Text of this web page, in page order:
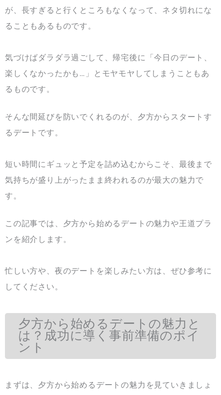
が、長すぎると行くところもなくなって、ネタ切れにな
ることもあるものです。
気づけばダラダラ過ごして、帰宅後に「今日のデート、
楽しくなかったかも…」とモヤモヤしてしまうこともあ
るものです。
そんな間延びを防いでくれるのが、夕方からスタートす
るデートです。
短い時間にギュッと予定を詰め込むからこそ、最後まで
気持ちが盛り上がったまま終われるのが最大の魅力で
す。
この記事では、夕方から始めるデートの魅力や王道プラ
ンを紹介します。
忙しい方や、夜のデートを楽しみたい方は、ぜひ参考に
してください。
夕方から始めるデートの魅力と
は？成功に導く事前準備のポイ
ント
まずは、夕方から始めるデートの魅力を見ていきましょ